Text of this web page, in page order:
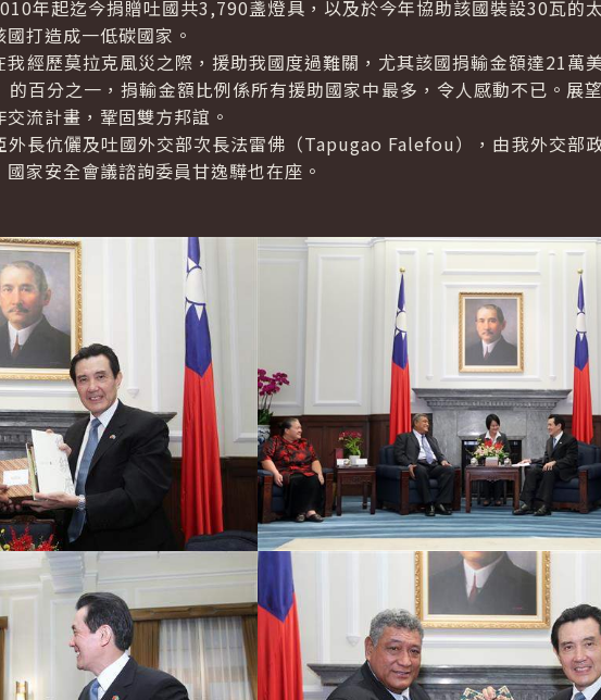
年起迄今捐贈吐國共3,790盞燈具，以及於今年協助該國裝設30瓦的
打造成一低碳國家。
歷莫拉克風災之際，援助我國度過難關，尤其該國捐輸金額達21萬
的百分之一，捐輸金額比例係所有援助國家中最多，令人感動不已。展
流計畫，鞏固雙方邦誼。
長伉儷及吐國外交部次長法雷佛（Tapugao Falefou），由我外交部
家安全會議諮詢委員甘逸驊也在座。